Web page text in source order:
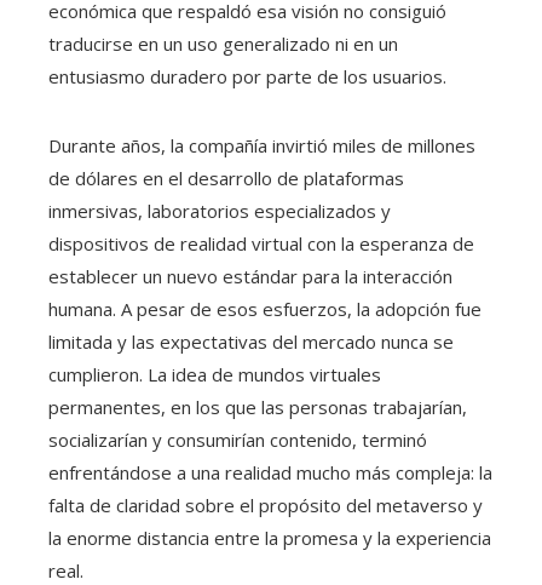
económica que respaldó esa visión no consiguió
traducirse en un uso generalizado ni en un
entusiasmo duradero por parte de los usuarios.
Durante años, la compañía invirtió miles de millones
de dólares en el desarrollo de plataformas
inmersivas, laboratorios especializados y
dispositivos de realidad virtual con la esperanza de
establecer un nuevo estándar para la interacción
humana. A pesar de esos esfuerzos, la adopción fue
limitada y las expectativas del mercado nunca se
cumplieron. La idea de mundos virtuales
permanentes, en los que las personas trabajarían,
socializarían y consumirían contenido, terminó
enfrentándose a una realidad mucho más compleja: la
falta de claridad sobre el propósito del metaverso y
la enorme distancia entre la promesa y la experiencia
real.